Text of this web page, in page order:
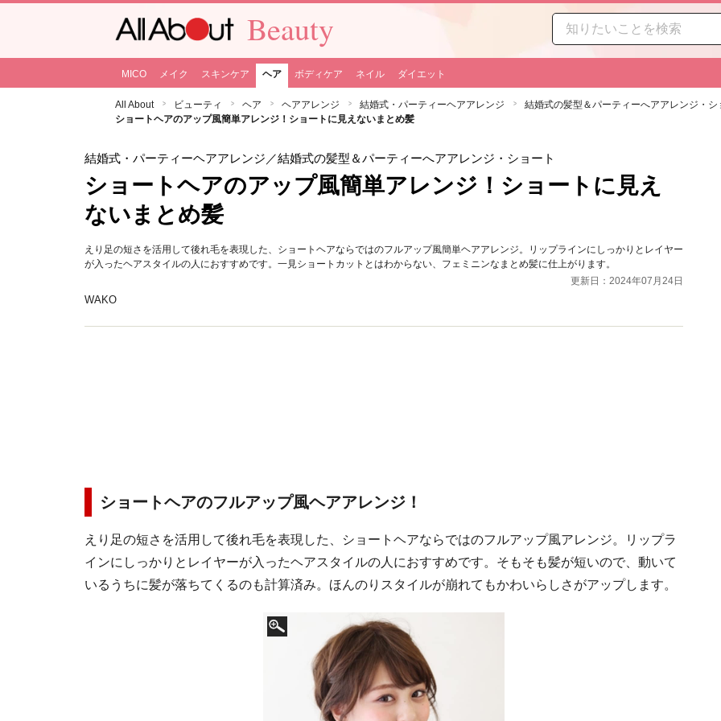
Beauty
MICO メイク スキンケア ヘア ボディケア ネイル ダイエット
All About ビューティ ヘア ヘアアレンジ 結婚式・パーティーヘアアレンジ
結婚式の髪型＆パーティーへアアレンジ・シ
ショートヘアのアップ風簡単アレンジ！ショートに見えないまとめ髪
結婚式・パーティーヘアアレンジ ／結婚式の髪型＆パーティーへアアレンジ・ショート
ショートヘアのアップ風簡単アレンジ！ショートに見え
ないまとめ髪
えり足の短さを活用して後れ毛を表現した、ショートヘアならではのフルアップ風簡単ヘアアレンジ。リップラインにしっかりとレイヤー
が入ったヘアスタイルの人におすすめです。一見ショートカットとはわからない、フェミニンなまとめ髪に仕上がります。
更新日：2024年07月24日
WAKO
ショートヘアのフルアップ風ヘアアレンジ！
えり足の短さを活用して後れ毛を表現した、ショートヘアならではのフルアップ風アレンジ。リップラ
インにしっかりとレイヤーが入ったヘアスタイルの人におすすめです。そもそも髪が短いので、動いて
いるうちに髪が落ちてくるのも計算済み。ほんのりスタイルが崩れてもかわいらしさがアップします。